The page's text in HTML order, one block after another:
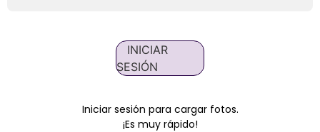
INICIAR
SESIÓN
Iniciar sesión para cargar fotos.
¡Es muy rápido!